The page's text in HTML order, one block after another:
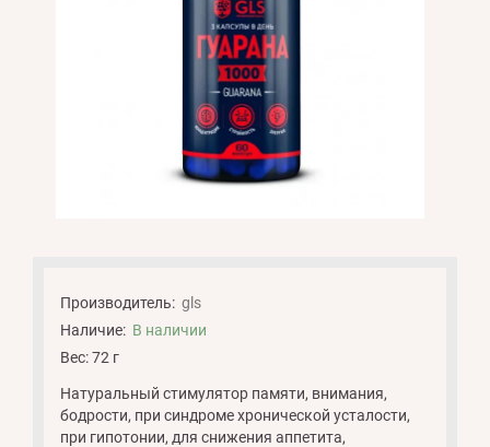
Производитель: gls
Наличие: В наличии
Вес: 72 г
Натуральный стимулятор памяти, внимания,
бодрости, при синдроме хронической усталости,
при гипотонии, для снижения аппетита,